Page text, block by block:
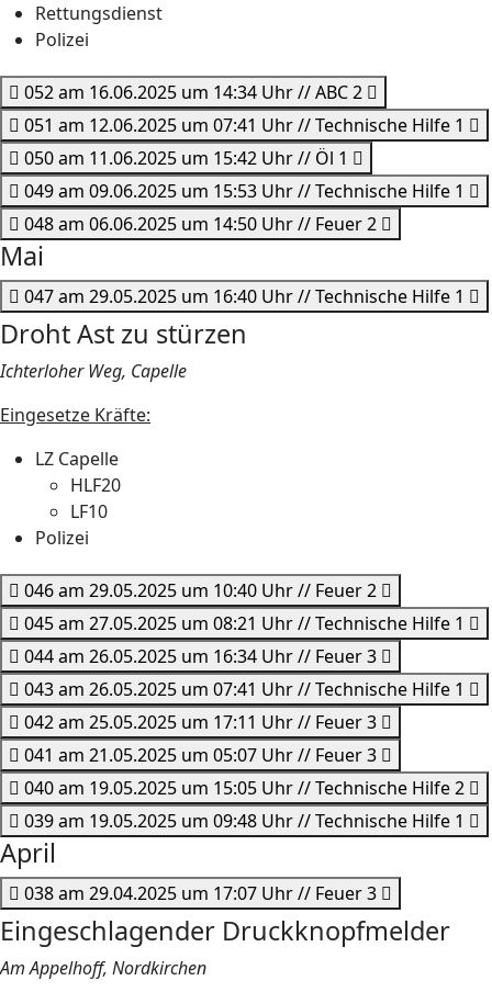
Rettungsdienst
Polizei
052 am 16.06.2025 um 14:34 Uhr // ABC 2
051 am 12.06.2025 um 07:41 Uhr // Technische Hilfe 1
050 am 11.06.2025 um 15:42 Uhr // Öl 1
049 am 09.06.2025 um 15:53 Uhr // Technische Hilfe 1
048 am 06.06.2025 um 14:50 Uhr // Feuer 2
Mai
047 am 29.05.2025 um 16:40 Uhr // Technische Hilfe 1
Droht Ast zu stürzen
Ichterloher Weg, Capelle
Eingesetze Kräfte:
LZ Capelle
HLF20
LF10
Polizei
046 am 29.05.2025 um 10:40 Uhr // Feuer 2
045 am 27.05.2025 um 08:21 Uhr // Technische Hilfe 1
044 am 26.05.2025 um 16:34 Uhr // Feuer 3
043 am 26.05.2025 um 07:41 Uhr // Technische Hilfe 1
042 am 25.05.2025 um 17:11 Uhr // Feuer 3
041 am 21.05.2025 um 05:07 Uhr // Feuer 3
040 am 19.05.2025 um 15:05 Uhr // Technische Hilfe 2
039 am 19.05.2025 um 09:48 Uhr // Technische Hilfe 1
April
038 am 29.04.2025 um 17:07 Uhr // Feuer 3
Eingeschlagender Druckknopfmelder
Am Appelhoff, Nordkirchen